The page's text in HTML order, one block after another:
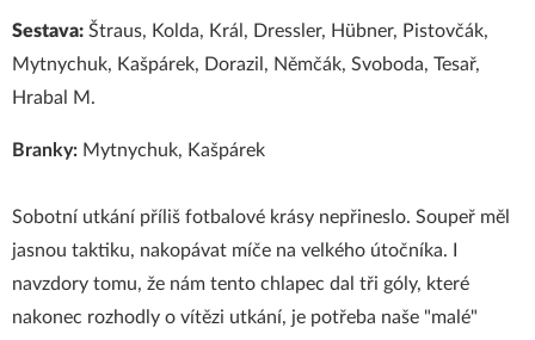
Sestava: Štraus, Kolda, Král, Dressler, Hübner, Pistovčák,
Mytnychuk, Kašpárek, Dorazil, Němčák, Svoboda, Tesař,
Hrabal M.
Branky: Mytnychuk, Kašpárek
Sobotní utkání příliš fotbalové krásy nepřineslo. Soupeř měl
jasnou taktiku, nakopávat míče na velkého útočníka. I
navzdory tomu, že nám tento chlapec dal tři góly, které
nakonec rozhodly o vítězi utkání, je potřeba naše "malé"